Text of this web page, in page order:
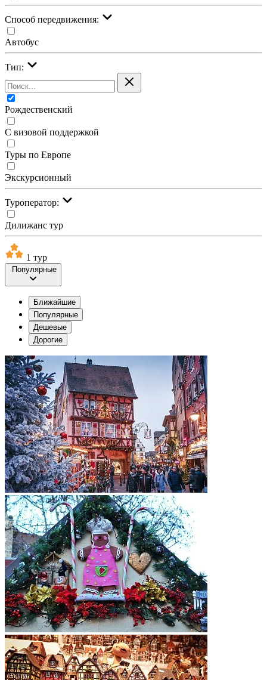
Cпособ передвижения:
Автобус
Тип:
Рождественский
С визовой поддержкой
Туры по Европе
Экскурсионный
Туроператор:
Дилижанс тур
1 тур
Популярные
Ближайшие
Популярные
Дешевые
Дорогие